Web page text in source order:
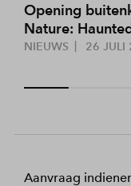
Opening
Nature:
NIEUWS 26 JULI
Aanvraag